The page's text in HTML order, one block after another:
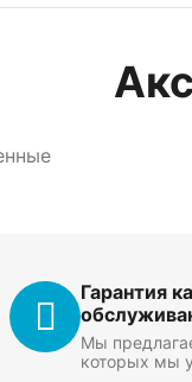
Гарантия
Мы
которых мы